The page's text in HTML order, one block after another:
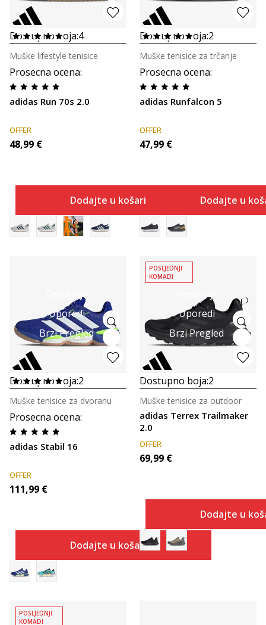
Dostupno boja:4
Prosecna ocena:
adidas Run 70s 2.0
Muške lifestyle tenisice
OFFER
48,99 €
Dodajte u košaricu
Dostupno boja:2
Prosecna ocena:
adidas Runfalcon 5
Muške tenisice za trčanje
OFFER
47,99 €
Dodajte u
Detaljnije
Uporedi
Brzi Pregled
Dostupno boja:2
Prosecna ocena:
adidas Stabil 16
Muške tenisice za dvoranu
OFFER
111,99 €
Dodajte u košaricu
Detaljnije
Uporedi
Brzi Pregled
POSLJEDNJI
KOMADI
Dostupno boja:2
adidas Terrex Trailmaker
2.0
Muške tenisice za outdoor
OFFER
69,99 €
Dodajte u
POSLJEDNJI
KOMADI